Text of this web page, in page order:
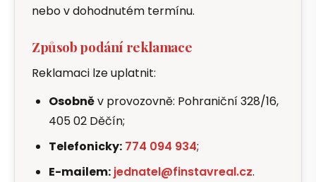
nebo v dohodnutém termínu.
Způsob podání reklamace
Reklamaci lze uplatnit:
Osobněv provozovně: Pohraniční 328/16,
405 02 Děčín;
Telefonicky: 774 094 934;
E-mailem: jednatel@finstavreal.cz.